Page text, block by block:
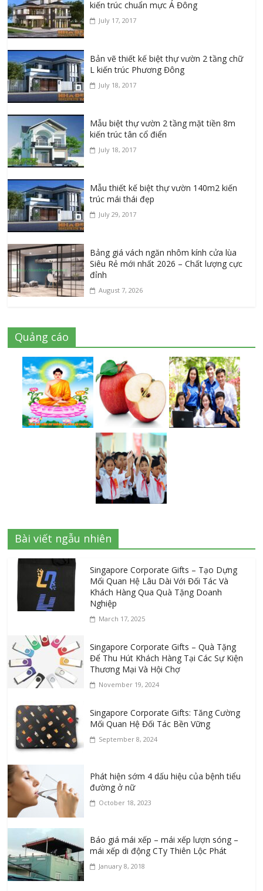
kiến trúc chuẩn mực Á Đông
July 17, 2017
Bản vẽ thiết kế biệt thự vườn 2 tầng chữ
L kiến trúc Phương Đông
July 18, 2017
Mẫu biệt thự vườn 2 tầng mặt tiền 8m
kiến trúc tân cổ điển
July 18, 2017
Mẫu thiết kế biệt thự vườn 140m2 kiến
trúc mái thái đẹp
July 29, 2017
Bảng giá vách ngăn nhôm kính cửa lùa
Siêu Rẻ mới nhất 2026 – Chất lượng cực
đỉnh
August 7, 2026
Quảng cáo
Bài viết ngẫu nhiên
Singapore Corporate Gifts – Tạo Dựng
Mối Quan Hệ Lâu Dài Với Đối Tác Và
Khách Hàng Qua Quà Tặng Doanh
Nghiệp
March 17, 2025
Singapore Corporate Gifts – Quà Tặng
Để Thu Hút Khách Hàng Tại Các Sự Kiện
Thương Mại Và Hội Chợ
November 19, 2024
Singapore Corporate Gifts: Tăng Cường
Mối Quan Hệ Đối Tác Bền Vững
September 8, 2024
Phát hiện sớm 4 dấu hiệu của bệnh tiểu
đường ở nữ
October 18, 2023
Báo giá mái xếp – mái xếp lượn sóng –
mái xếp di động CTy Thiên Lộc Phát
January 8, 2018